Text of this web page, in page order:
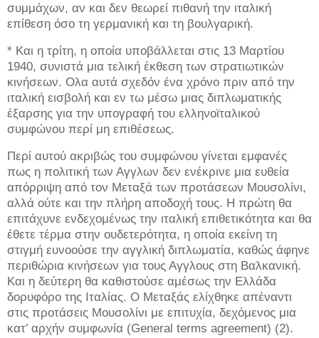
συμμάχων, αν και δεν θεωρεί πιθανή την ιταλική
επίθεση όσο τη γερμανική και τη βουλγαρική.
* Και η τρίτη, η οποία υποβάλλεται στις 13 Μαρτίου
1940, συνιστά μια τελική έκθεση των στρατιωτικών
κινήσεων. Ολα αυτά σχεδόν ένα χρόνο πριν από την
ιταλική εισβολή και εν τω μέσω μιας διπλωματικής
έξαρσης για την υπογραφή του ελληνοϊταλικού
συμφώνου περί μη επιθέσεως.
Περί αυτού ακριβώς του συμφώνου γίνεται εμφανές
πως η πολιτική των Αγγλων δεν ενέκρινε μια ευθεία
απόρριψη από τον Μεταξά των προτάσεων Μουσολίνι,
αλλά ούτε και την πλήρη αποδοχή τους. Η πρώτη θα
επιτάχυνε ενδεχομένως την ιταλική επιθετικότητα και θα
έθετε τέρμα στην ουδετερότητα, η οποία εκείνη τη
στιγμή ευνοούσε την αγγλική διπλωματία, καθώς άφηνε
περιθώρια κινήσεων για τους Αγγλους στη Βαλκανική.
Και η δεύτερη θα καθιστούσε αμέσως την Ελλάδα
δορυφόρο της Ιταλίας. Ο Μεταξάς ελίχθηκε απέναντι
στις προτάσεις Μουσολίνι με επιτυχία, δεχόμενος μια
κατ’ αρχήν συμφωνία (General terms agreement) (2).